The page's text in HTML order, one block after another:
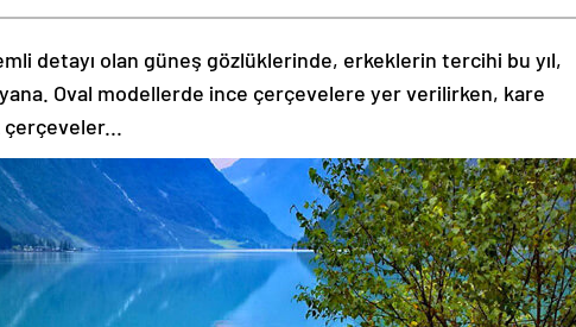
detayı olan güneş gözlüklerinde, erkeklerin tercihi bu yıl,
Oval modellerde ince çerçevelere yer verilirken, kare